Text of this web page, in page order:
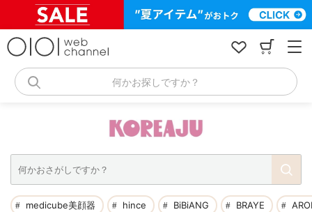
何かお探しですか？
medicube美顔器 hince BiBiANG BRAYE